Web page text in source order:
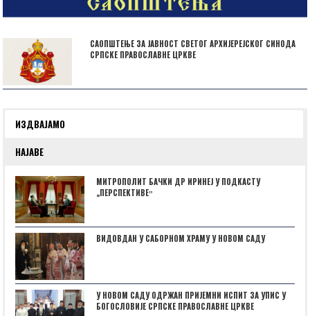
САОПШТЕЊЕ ЗА ЈАВНОСТ СВЕТОГ АРХИЈЕРЕЈСКОГ СИНОДА
СРПСКЕ ПРАВОСЛАВНЕ ЦРКВЕ
ИЗДВАЈАМО
НАЈАВЕ
МИТРОПОЛИТ БАЧКИ ДР ИРИНЕЈ У ПОДКАСТУ
„ПЕРСПЕКТИВЕˮ
ВИДОВДАН У САБОРНОМ ХРАМУ У НОВОМ САДУ
У НОВОМ САДУ ОДРЖАН ПРИЈЕМНИ ИСПИТ ЗА УПИС У
БОГОСЛОВИЈЕ СРПСКЕ ПРАВОСЛАВНЕ ЦРКВЕ